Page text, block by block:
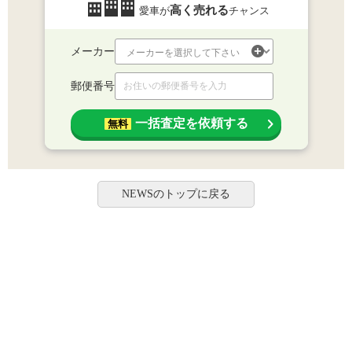
愛車が高く売れるチャンス
メーカー
郵便番号
無料 一括査定を依頼する
NEWSのトップに戻る